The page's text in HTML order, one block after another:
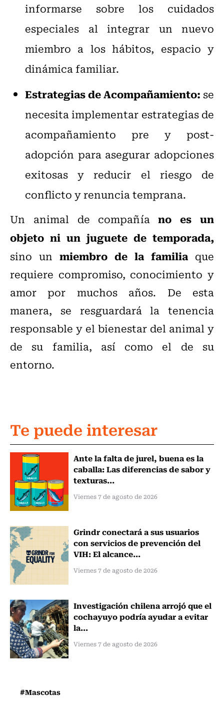
informarse sobre los cuidados
especiales al integrar un nuevo
miembro a los hábitos, espacio y
dinámica familiar.
Estrategias de Acompañamiento:se
necesita implementar estrategias de
acompañamiento pre y post-
adopción para asegurar adopciones
exitosas y reducir el riesgo de
conflicto y renuncia temprana.
​Un animal de compañíano es un
objeto ni un juguete de temporada,
sino un miembro de la familia que
requiere compromiso, conocimiento y
amor por muchos años. De esta
manera, se resguardará la tenencia
responsable y el bienestar del animal y
de su familia, así como el de su
entorno.
Te puede interesar
Ante la falta de jurel, buena es la
caballa: Las diferencias de sabor y
texturas...
Viernes 7 de agosto de 2026
Grindr conectará a sus usuarios
con servicios de prevención del
VIH: El alcance...
Viernes 7 de agosto de 2026
Investigación chilena arrojó que el
cochayuyo podría ayudar a evitar
la...
Viernes 7 de agosto de 2026
#Mascotas